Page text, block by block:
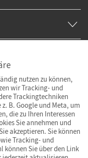
nutzen zu können,
wir Tracking- und
Trackingtechniken
B. Google und Meta, um
die zu Ihren Interessen
Sie annehmen und
akzeptieren. Sie können
Tracking- und
können Sie über den Link